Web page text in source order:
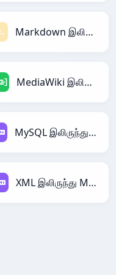
Markdown இலிருந்து Textile
MediaWiki இலிருந்து DAX
MySQL இலிருந்து Markdown
XML இலிருந்து Markdown